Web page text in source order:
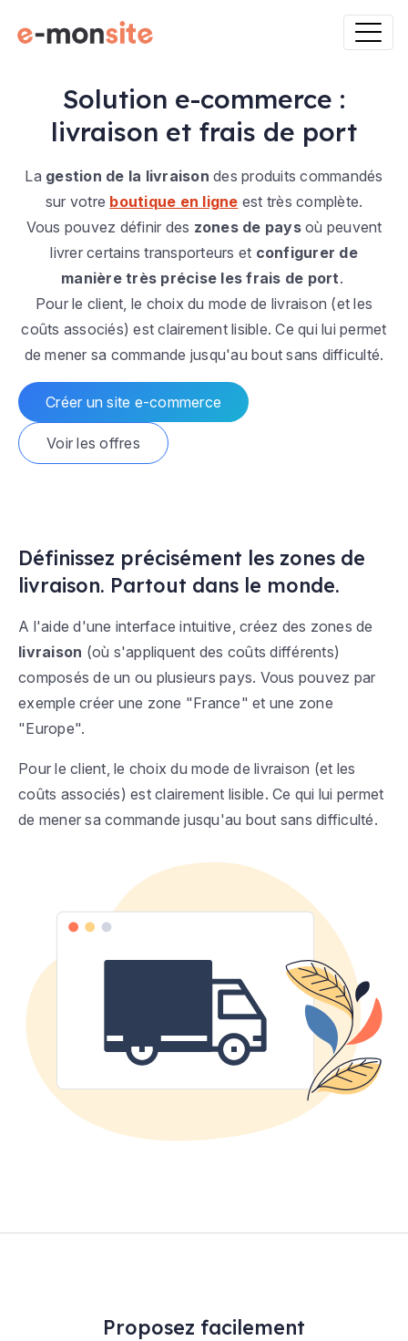
Solution e-commerce :
livraison et frais de port
La gestion de la livraison des produits commandés
sur votre boutique en ligne est très complète.
Vous pouvez définir des zones de paysoù peuvent
livrer certains transporteurs et configurer de
manière très précise les frais de port.
Pour le client, le choix du mode de livraison (et les
coûts associés) est clairement lisible. Ce qui lui permet
de mener sa commande jusqu'au bout sans difficulté.
Créer un site e-commerce
Voir les offres
Définissez précisément les zones de
livraison. Partout dans le monde.
A l'aide d'une interface intuitive, créez des zones de
livraison (où s'appliquent des coûts différents)
composés de un ou plusieurs pays. Vous pouvez par
exemple créer une zone "France" et une zone
"Europe".
Pour le client, le choix du mode de livraison (et les
coûts associés) est clairement lisible. Ce qui lui permet
de mener sa commande jusqu'au bout sans difficulté.
Proposez facilement